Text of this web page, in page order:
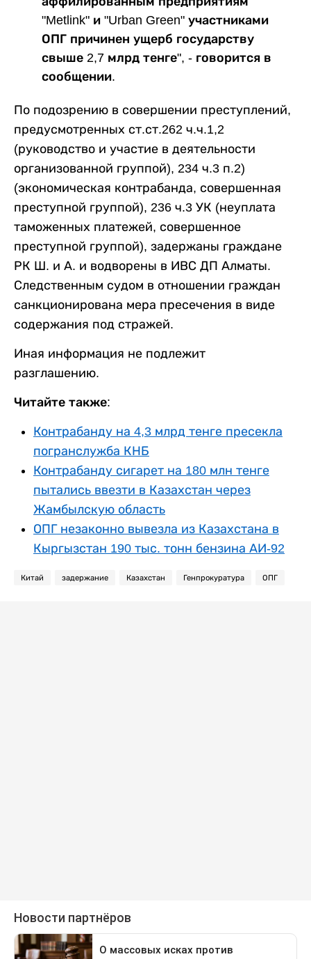
"Metlink" и "Urban Green" участниками
ОПГ причинен ущерб государству
свыше 2,7 млрд тенге", - говорится в
сообщении.
По подозрению в совершении преступлений,
предусмотренных ст.ст.262 ч.ч.1,2
(руководство и участие в деятельности
организованной группой), 234 ч.3 п.2)
(экономическая контрабанда, совершенная
преступной группой), 236 ч.3 УК (неуплата
таможенных платежей, совершенное
преступной группой), задержаны граждане
РК Ш. и А. и водворены в ИВС ДП Алматы.
Следственным судом в отношении граждан
санкционирована мера пресечения в виде
содержания под стражей.
Иная информация не подлежит
разглашению.
Читайте также:
Контрабанду на 4,3 млрд тенге пресекла
погранслужба КНБ
Контрабанду сигарет на 180 млн тенге
пытались ввезти в Казахстан через
Жамбылскую область
ОПГ незаконно вывезла из Казахстана в
Кыргызстан 190 тыс. тонн бензина АИ-92
Китай задержание Казахстан Генпрокуратура ОПГ